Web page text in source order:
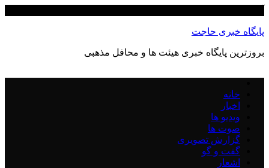
content
پایگاه خبری حاجت
بروزترین پایگاه‌ خبری هیئت ها و محافل مذهبی
خانه
اخبار
ویدیو ها
صوت ها
گزارش تصویری
گفت و گو
اشعار